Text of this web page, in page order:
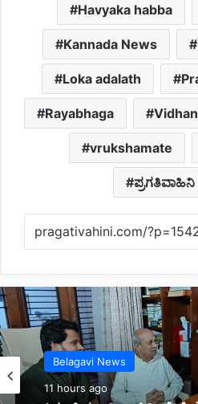
Havyaka habba
Kannada News
Loka adalath
Rayabhaga
vrukshamate
Kannada News
12 hours ago